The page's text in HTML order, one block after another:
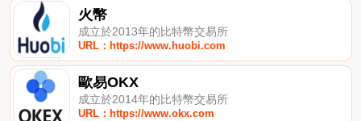
火幣
成立於2013年的比特幣交易所
URL：https://www.huobi.com
歐易OKX
成立於2014年的比特幣交易所
URL：https://www.okx.com